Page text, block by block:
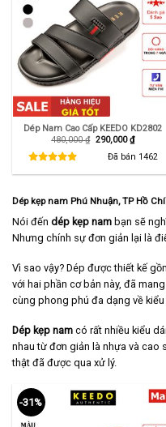
Dép Nam Cao Cấp KEEDO KD2802
480,000₫ Giá
290,000₫Giá
hiện
tại
Đã bán 1462
Dép kẹp nam Phú Nhuận, TP Hồ
Nói đến dép kẹp nam bạn sẽ
Nhưng chính sự đơn giản lại là
Vì sao vậy? Dép được thiết kế
với hai phần cơ bản này, đã
cùng phong phú đa dạng về
Dép kẹp nam có rất nhiều kiểu
nhau từ đơn giản là nhựa và cao
thật đã được qua xử lý.
-31%